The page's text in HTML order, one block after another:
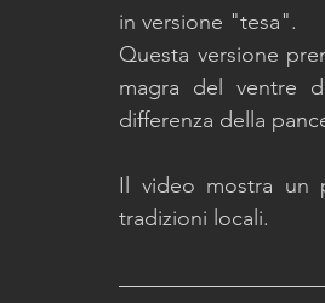
in versione "tesa".
Questa versione
magra del ventre
differenza della
Il video mostra un
tradizioni locali.